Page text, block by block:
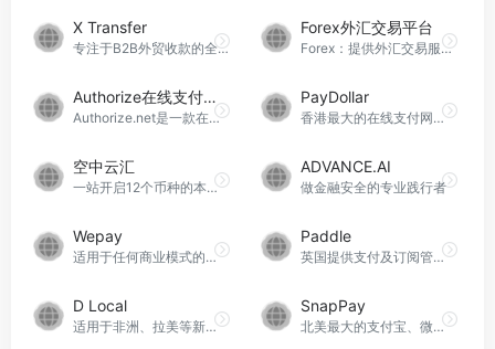
X Transfer
专注于B2B外贸收款的全功能平台。
Forex外汇交易平台
Forex：提供外汇交易服务的在线平台。
Authorize在线支付处理平台
Authorize.net是一款在线支付处理软件，帮助企业接受信用卡和电子支票支付。
PayDollar
香港最大的在线支付网关之一
空中云汇
一站开启12个币种的本地收款账户
ADVANCE.AI
做金融安全的专业践行者
Wepay
适用于任何商业模式的强大集成支付
Paddle
英国提供支付及订阅管理服务的公司
D Local
适用于非洲、拉美等新兴市场的跨境支付解决方案提供商
SnapPay
北美最大的支付宝、微信支付、中国银联云闪付及 Visa、Master Card 的移动支付服务商